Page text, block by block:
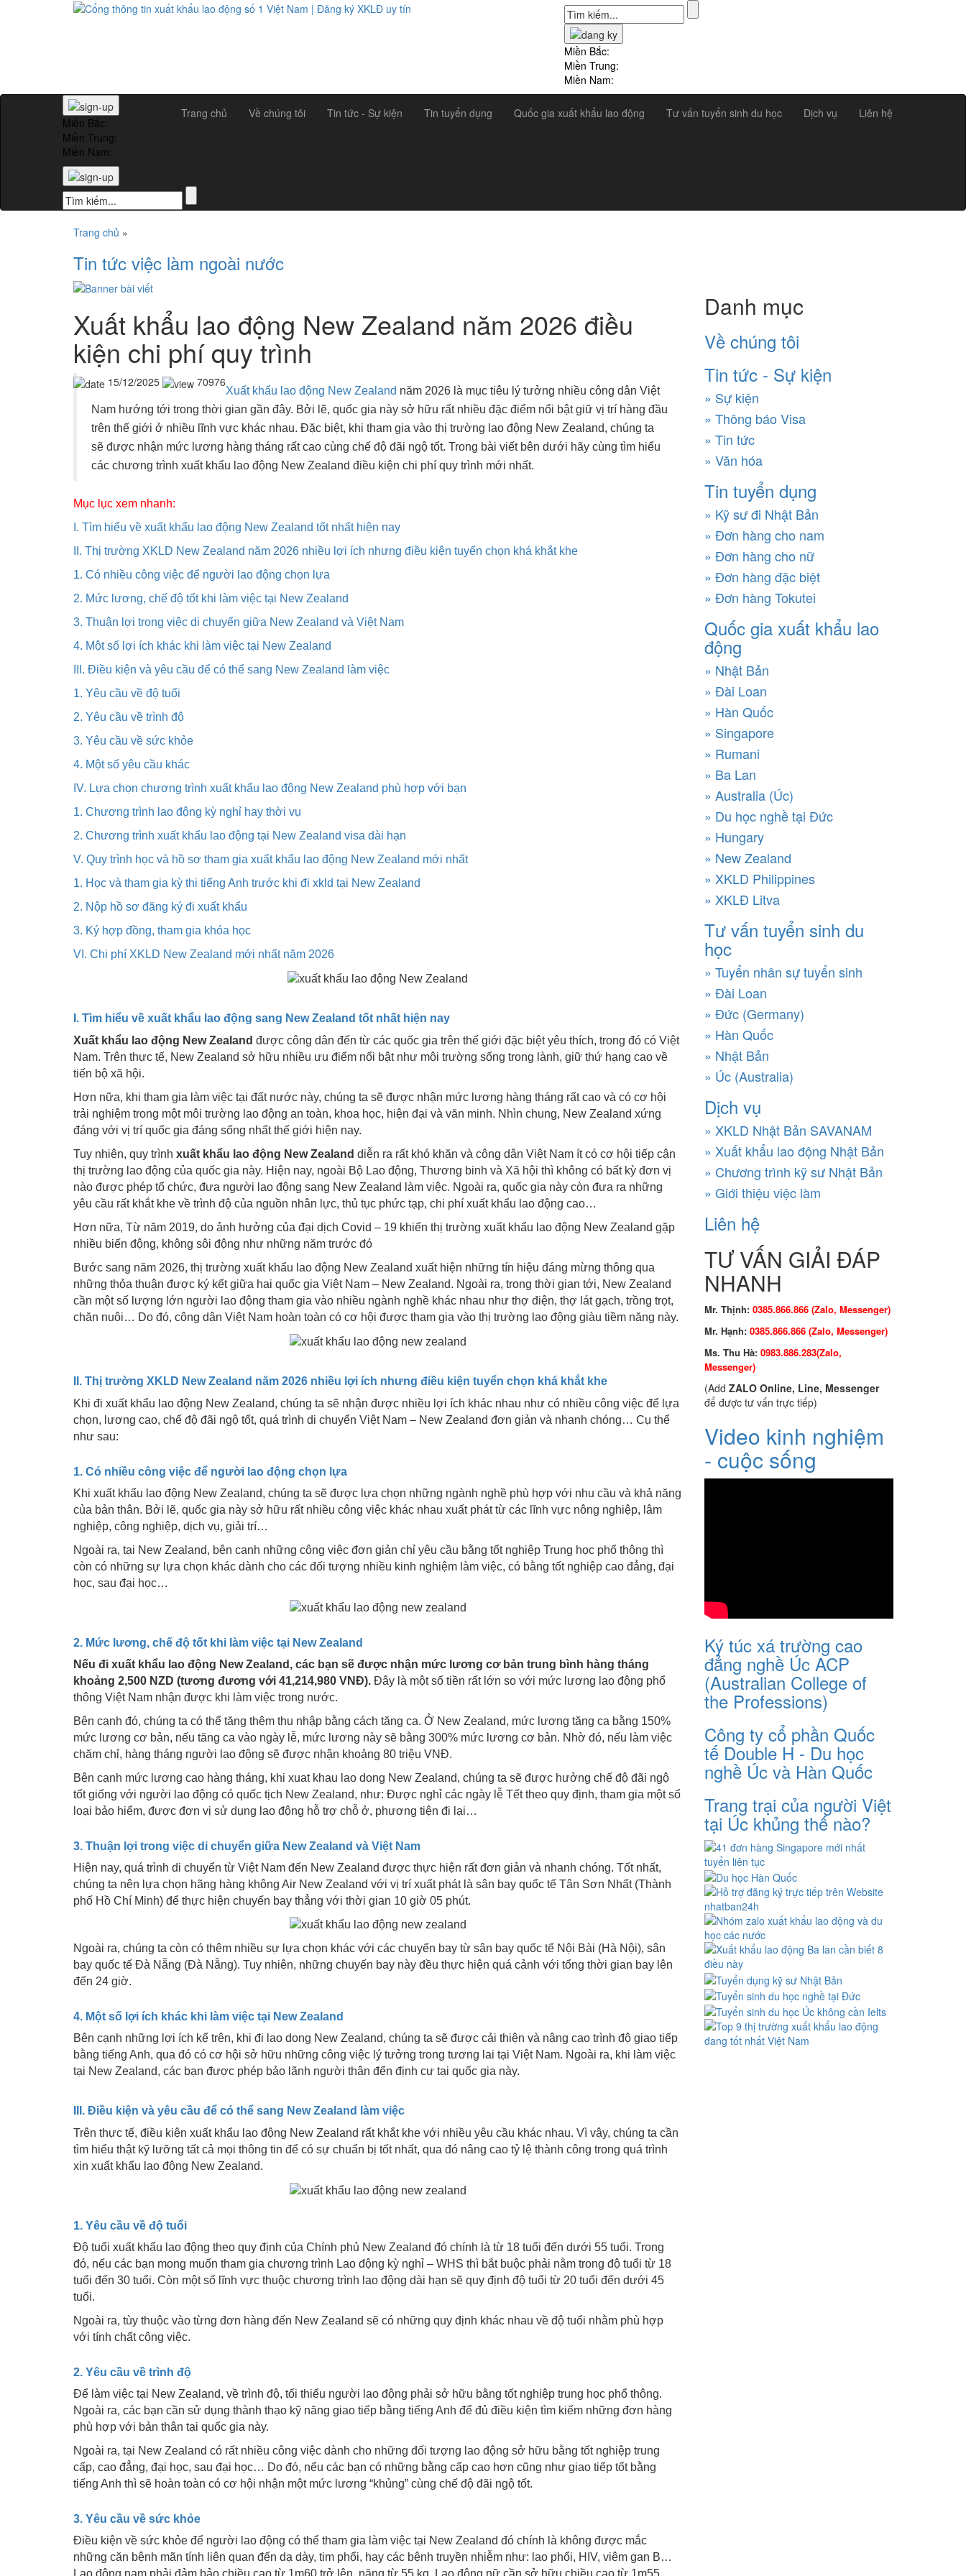
Miền Bắc:
Miền Trung:
Miền Nam:
Trang chủ Về chúng tôi Tin tức - Sự kiện Tin tuyển dụng Quốc gia xuất khẩu lao động Tư vấn tuyển sinh du học Dịch vụ Liên hệ
Miền Bắc:
Miền Trung:
Miền Nam:
Trang chủ »
Tin tức việc làm ngoài nước
Xuất khẩu lao động New Zealand năm 2026 điều
kiện chi phí quy trình
15/12/2025 70976
Xuất khẩu lao động New Zealand năm 2026 là mục tiêu lý tưởng nhiều công dân Việt
Nam hướng tới trong thời gian gần đây. Bởi lẽ, quốc gia này sở hữu rất nhiều đặc điểm nổi bật giữ vị trí hàng đầu
trên thế giới ở nhiều lĩnh vực khác nhau. Đặc biệt, khi tham gia vào thị trường lao động New Zealand, chúng ta
sẽ được nhận mức lương hàng tháng rất cao cùng chế độ đãi ngộ tốt. Trong bài viết bên dưới hãy cùng tìm hiểu
các chương trình xuất khẩu lao động New Zealand điều kiện chi phí quy trình mới nhất.
Mục lục xem nhanh:
I. Tìm hiểu về xuất khẩu lao động New Zealand tốt nhất hiện nay
II. Thị trường XKLD New Zealand năm 2026 nhiều lợi ích nhưng điều kiện tuyển chọn khá khắt khe
1. Có nhiều công việc để người lao động chọn lựa
2. Mức lương, chế độ tốt khi làm việc tại New Zealand
3. Thuận lợi trong việc di chuyển giữa New Zealand và Việt Nam
4. Một số lợi ích khác khi làm việc tại New Zealand
III. Điều kiện và yêu cầu để có thể sang New Zealand làm việc
1. Yêu cầu về độ tuổi
2. Yêu cầu về trình độ
3. Yêu cầu về sức khỏe
4. Một số yêu cầu khác
IV. Lựa chọn chương trình xuất khẩu lao động New Zealand phù hợp với bạn
1. Chương trình lao động kỳ nghỉ hay thời vụ
2. Chương trình xuất khẩu lao động tại New Zealand visa dài hạn
V. Quy trình học và hồ sơ tham gia xuất khẩu lao động New Zealand mới nhất
1. Học và tham gia kỳ thi tiếng Anh trước khi đi xkld tại New Zealand
2. Nộp hồ sơ đăng ký đi xuất khẩu
3. Ký hợp đồng, tham gia khóa học
VI. Chi phí XKLD New Zealand mới nhất năm 2026
I. Tìm hiểu về xuất khẩu lao động sang New Zealand tốt nhất hiện nay
Xuất khẩu lao động New Zealand được công dân đến từ các quốc gia trên thế giới đặc biệt yêu thích, trong đó có Việt
Nam. Trên thực tế, New Zealand sở hữu nhiều ưu điểm nổi bật như môi trường sống trong lành, giữ thứ hạng cao về
tiến bộ xã hội.
Hơn nữa, khi tham gia làm việc tại đất nước này, chúng ta sẽ được nhận mức lương hàng tháng rất cao và có cơ hội
trải nghiệm trong một môi trường lao động an toàn, khoa học, hiện đại và văn minh. Nhìn chung, New Zealand xứng
đáng với vị trí quốc gia đáng sống nhất thế giới hiện nay.
Tuy nhiên, quy trình xuất khẩu lao động New Zealand diễn ra rất khó khăn và công dân Việt Nam ít có cơ hội tiếp cận
thị trường lao động của quốc gia này. Hiện nay, ngoài Bộ Lao động, Thương binh và Xã hội thì không có bất kỳ đơn vị
nào được phép tổ chức, đưa người lao động sang New Zealand làm việc. Ngoài ra, quốc gia này còn đưa ra những
yêu cầu rất khắt khe về trình độ của nguồn nhân lực, thủ tục phức tạp, chi phí xuất khẩu lao động cao…
Hơn nữa, Từ năm 2019, do ảnh hưởng của đại dịch Covid – 19 khiến thị trường xuất khẩu lao động New Zealand gặp
nhiều biến động, không sôi động như những năm trước đó
Bước sang năm 2026, thị trường xuất khẩu lao động New Zealand xuất hiện những tín hiệu đáng mừng thông qua
những thỏa thuận được ký kết giữa hai quốc gia Việt Nam – New Zealand. Ngoài ra, trong thời gian tới, New Zealand
cần một số lượng lớn người lao động tham gia vào nhiều ngành nghề khác nhau như thợ điện, thợ lát gạch, trồng trọt,
chăn nuôi… Do đó, công dân Việt Nam hoàn toàn có cơ hội được tham gia vào thị trường lao động giàu tiềm năng này.
II. Thị trường XKLD New Zealand năm 2026 nhiều lợi ích nhưng điều kiện tuyển chọn khá khắt khe
Khi đi xuất khẩu lao động New Zealand, chúng ta sẽ nhận được nhiều lợi ích khác nhau như có nhiều công việc để lựa
chọn, lương cao, chế độ đãi ngộ tốt, quá trình di chuyển Việt Nam – New Zealand đơn giản và nhanh chóng… Cụ thể
như sau:
1. Có nhiều công việc để người lao động chọn lựa
Khi xuất khẩu lao động New Zealand, chúng ta sẽ được lựa chọn những ngành nghề phù hợp với nhu cầu và khả năng
của bản thân. Bởi lẽ, quốc gia này sở hữu rất nhiều công việc khác nhau xuất phát từ các lĩnh vực nông nghiệp, lâm
nghiệp, công nghiệp, dịch vụ, giải trí…
Ngoài ra, tại New Zealand, bên cạnh những công việc đơn giản chỉ yêu cầu bằng tốt nghiệp Trung học phổ thông thì
còn có những sự lựa chọn khác dành cho các đối tượng nhiều kinh nghiệm làm việc, có bằng tốt nghiệp cao đẳng, đại
học, sau đại học…
2. Mức lương, chế độ tốt khi làm việc tại New Zealand
Nếu đi xuất khẩu lao động New Zealand, các bạn sẽ được nhận mức lương cơ bản trung bình hàng tháng
khoảng 2,500 NZD (tương đương với 41,214,980 VNĐ). Đây là một số tiền rất lớn so với mức lương lao động phổ
thông Việt Nam nhận được khi làm việc trong nước.
Bên cạnh đó, chúng ta có thể tăng thêm thu nhập bằng cách tăng ca. Ở New Zealand, mức lương tăng ca bằng 150%
mức lương cơ bản, nếu tăng ca vào ngày lễ, mức lương này sẽ bằng 300% mức lương cơ bản. Nhờ đó, nếu làm việc
chăm chỉ, hàng tháng người lao động sẽ được nhận khoảng 80 triệu VNĐ.
Bên cạnh mức lương cao hàng tháng, khi xuat khau lao dong New Zealand, chúng ta sẽ được hưởng chế độ đãi ngộ
tốt giống với người lao động có quốc tịch New Zealand, như: Được nghỉ các ngày lễ Tết theo quy định, tham gia một số
loại bảo hiểm, được đơn vị sử dụng lao động hỗ trợ chỗ ở, phương tiện đi lại…
3. Thuận lợi trong việc di chuyển giữa New Zealand và Việt Nam
Hiện nay, quá trình di chuyển từ Việt Nam đến New Zealand được thực hiện rất đơn giản và nhanh chóng. Tốt nhất,
chúng ta nên lựa chọn hãng hàng không Air New Zealand với vị trí xuất phát là sân bay quốc tế Tân Sơn Nhất (Thành
phố Hồ Chí Minh) để thực hiện chuyến bay thẳng với thời gian 10 giờ 05 phút.
Ngoài ra, chúng ta còn có thêm nhiều sự lựa chọn khác với các chuyến bay từ sân bay quốc tế Nội Bài (Hà Nội), sân
bay quốc tế Đà Nẵng (Đà Nẵng). Tuy nhiên, những chuyến bay này đều thực hiện quá cảnh với tổng thời gian bay lên
đến 24 giờ.
4. Một số lợi ích khác khi làm việc tại New Zealand
Bên cạnh những lợi ích kể trên, khi đi lao dong New Zealand, chúng ta sẽ được cải thiện và nâng cao trình độ giao tiếp
bằng tiếng Anh, qua đó có cơ hội sở hữu những công việc lý tưởng trong tương lai tại Việt Nam. Ngoài ra, khi làm việc
tại New Zealand, các bạn được phép bảo lãnh người thân đến định cư tại quốc gia này.
III. Điều kiện và yêu cầu để có thể sang New Zealand làm việc
Trên thực tế, điều kiện xuất khẩu lao động New Zealand rất khắt khe với nhiều yêu cầu khác nhau. Vì vậy, chúng ta cần
tìm hiểu thật kỹ lưỡng tất cả mọi thông tin để có sự chuẩn bị tốt nhất, qua đó nâng cao tỷ lệ thành công trong quá trình
xin xuất khẩu lao động New Zealand.
1. Yêu cầu về độ tuổi
Độ tuổi xuất khẩu lao động theo quy định của Chính phủ New Zealand đó chính là từ 18 tuổi đến dưới 55 tuổi. Trong
đó, nếu các bạn mong muốn tham gia chương trình Lao động kỳ nghỉ – WHS thì bắt buộc phải nằm trong độ tuổi từ 18
tuổi đến 30 tuổi. Còn một số lĩnh vực thuộc chương trình lao động dài hạn sẽ quy định độ tuổi từ 20 tuổi đến dưới 45
tuổi.
Ngoài ra, tùy thuộc vào từng đơn hàng đến New Zealand sẽ có những quy định khác nhau về độ tuổi nhằm phù hợp
với tính chất công việc.
2. Yêu cầu về trình độ
Để làm việc tại New Zealand, về trình độ, tối thiểu người lao động phải sở hữu bằng tốt nghiệp trung học phổ thông.
Ngoài ra, các bạn cần sử dụng thành thạo kỹ năng giao tiếp bằng tiếng Anh để đủ điều kiện tìm kiếm những đơn hàng
phù hợp với bản thân tại quốc gia này.
Ngoài ra, tại New Zealand có rất nhiều công việc dành cho những đối tượng lao động sở hữu bằng tốt nghiệp trung
cấp, cao đẳng, đại học, sau đại học… Do đó, nếu các bạn có những bằng cấp cao hơn cũng như giao tiếp tốt bằng
tiếng Anh thì sẽ hoàn toàn có cơ hội nhận một mức lương “khủng” cùng chế độ đãi ngộ tốt.
3. Yêu cầu về sức khỏe
Điều kiện về sức khỏe để người lao động có thể tham gia làm việc tại New Zealand đó chính là không được mắc
những căn bệnh mãn tính liên quan đến dạ dày, tim phổi, hay các bệnh truyền nhiễm như: lao phổi, HIV, viêm gan B…
Danh mục
Về chúng tôi
Tin tức - Sự kiện
» Sự kiện
» Thông báo Visa
» Tin tức
» Văn hóa
Tin tuyển dụng
» Kỹ sư đi Nhật Bản
» Đơn hàng cho nam
» Đơn hàng cho nữ
» Đơn hàng đặc biệt
» Đơn hàng Tokutei
Quốc gia xuất khẩu lao
động
» Nhật Bản
» Đài Loan
» Hàn Quốc
» Singapore
» Rumani
» Ba Lan
» Australia (Úc)
» Du học nghề tại Đức
» Hungary
» New Zealand
» XKLD Philippines
» XKLĐ Litva
Tư vấn tuyển sinh du
học
» Tuyển nhân sự tuyển sinh
» Đài Loan
» Đức (Germany)
» Hàn Quốc
» Nhật Bản
» Úc (Australia)
Dịch vụ
» XKLD Nhật Bản SAVANAM
» Xuất khẩu lao động Nhật Bản
» Chương trình kỹ sư Nhật Bản
» Giới thiệu việc làm
Liên hệ
TƯ VẤN GIẢI ĐÁP
NHANH
Mr. Thịnh: 0385.866.866 (Zalo, Messenger)
Mr. Hạnh: 0385.866.866 (Zalo, Messenger)
Ms. Thu Hà: 0983.886.283(Zalo,
Messenger)
(Add ZALO Online, Line, Messenger
để được tư vấn trực tiếp)
Video kinh nghiệm
- cuộc sống
Ký túc xá trường cao
đẳng nghề Úc ACP
(Australian College of
the Professions)
Công ty cổ phần Quốc
tế Double H - Du học
nghề Úc và Hàn Quốc
Trang trại của người Việt
tại Úc khủng thế nào?